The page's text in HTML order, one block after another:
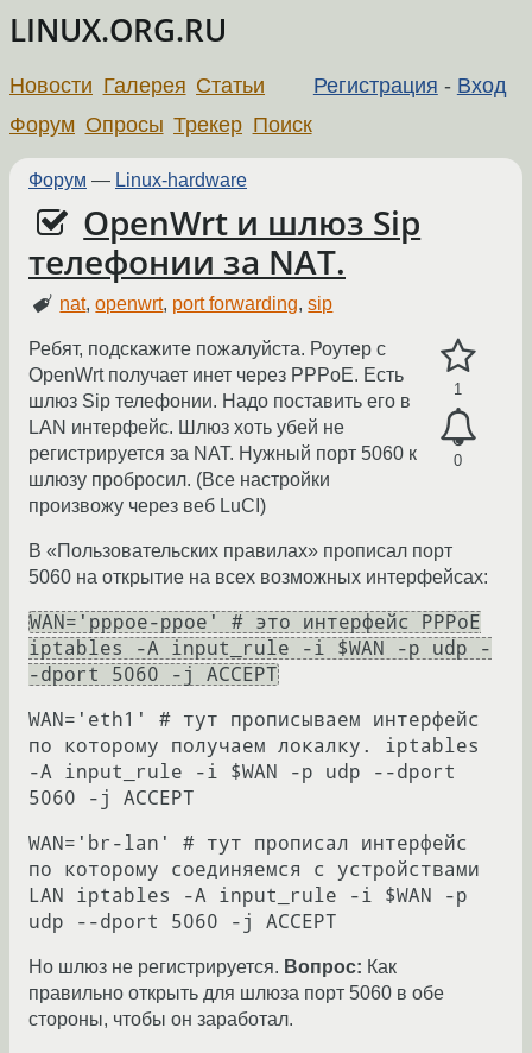
LINUX.ORG.RU
Регистрация - Вход
Новости Галерея Статьи
Форум Опросы Трекер Поиск
Форум — Linux-hardware
OpenWrt и шлюз Sip
телефонии за NAT.
nat,openwrt, port forwarding,sip
1
0
Ребят, подскажите пожалуйста. Роутер с
OpenWrt получает инет через PPPoE. Есть
шлюз Sip телефонии. Надо поставить его в
LAN интерфейс. Шлюз хоть убей не
регистрируется за NAT. Нужный порт 5060 к
шлюзу пробросил. (Все настройки
произвожу через веб LuCI)
В «Пользовательских правилах» прописал порт
5060 на открытие на всех возможных интерфейсах:
WAN='pppoe-ppoe' # это интерфейс PPPoE
iptables -A input_rule -i $WAN -p udp -
-dport 5060 -j ACCEPT
WAN='eth1' # тут прописываем интерфейс
по которому получаем локалку. iptables
-A input_rule -i $WAN -p udp --dport
5060 -j ACCEPT
WAN='br-lan' # тут прописал интерфейс
по которому соединяемся с устройствами
LAN iptables -A input_rule -i $WAN -p
udp --dport 5060 -j ACCEPT
Но шлюз не регистрируется. Вопрос: Как
правильно открыть для шлюза порт 5060 в обе
стороны, чтобы он заработал.